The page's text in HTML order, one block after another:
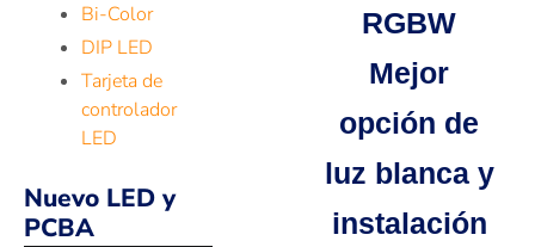
Bi-Color
DIP LED
Tarjeta de
controlador
LED
Nuevo LED y
PCBA
RGBW
Mejor
opción de
luz blanca y
instalación